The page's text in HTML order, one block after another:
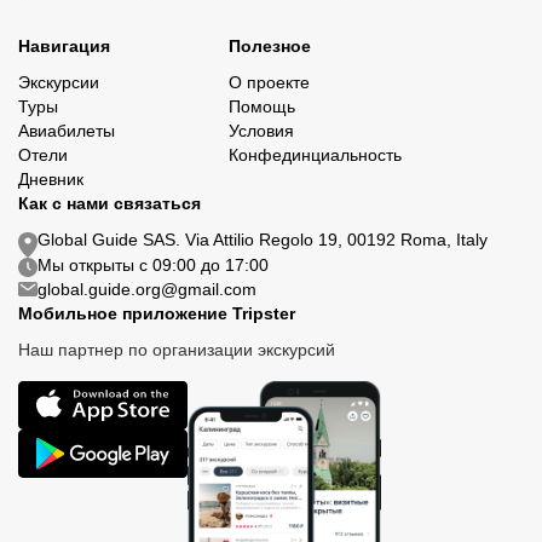
Навигация
Экскурсии
Туры
Авиабилеты
Отели
Дневник
Полезное
О проекте
Помощь
Условия
Конфединциальность
Как с нами связаться
Global Guide SAS. Via Attilio Regolo 19, 00192 Roma, Italy
Мы открыты с 09:00 до 17:00
global.guide.org@gmail.com
Мобильное приложение Tripster
Наш партнер по организации экскурсий